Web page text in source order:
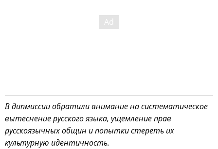
В дипмиссии обратили внимание на систематическое
вытеснение русского языка, ущемление прав
русскоязычных общин и попытки стереть их
культурную идентичность.